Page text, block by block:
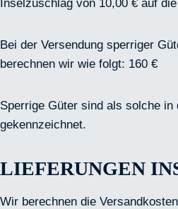
Inselzuschlag von 10,00 € auf
Bei der Versendung sperriger
berechnen wir wie folgt: 160 €
Sperrige Güter sind als solche in
gekennzeichnet.
LIEFERUNGEN
Wir berechnen die